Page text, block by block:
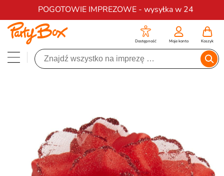
POGOTOWIE IMPREZOWE - wysyłka w 24
Darmowa dostawa na zamówienia od 200 zł
Dostępność Moje konto Koszyk